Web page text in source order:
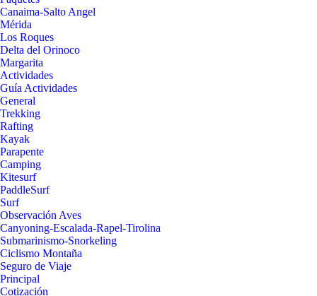
Canaima-Salto Angel
Mérida
Los Roques
Delta del Orinoco
Margarita
Actividades
Guía Actividades
General
Trekking
Rafting
Kayak
Parapente
Camping
Kitesurf
PaddleSurf
Surf
Observación Aves
Canyoning-Escalada-Rapel-Tirolina
Submarinismo-Snorkeling
Ciclismo Montaña
Seguro de Viaje
Principal
Cotización